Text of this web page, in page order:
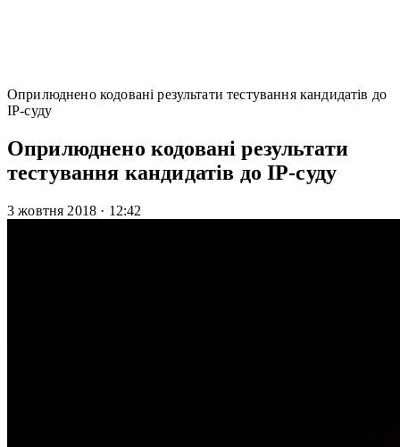
Оприлюднено кодовані результати тестування кандидатів до
IP-суду
Оприлюднено кодовані результати
тестування кандидатів до IP-суду
3 жовтня 2018 · 12:42